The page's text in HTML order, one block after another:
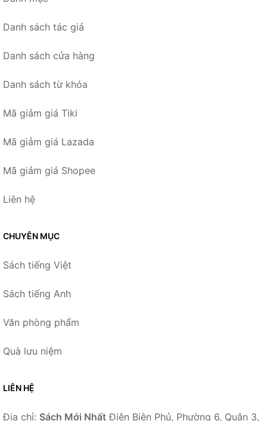
Danh sách tác giả
Danh sách cửa hàng
Danh sách từ khóa
Mã giảm giá Tiki
Mã giảm giá Lazada
Mã giảm giá Shopee
Liên hệ
CHUYÊN MỤC
Sách tiếng Việt
Sách tiếng Anh
Văn phòng phẩm
Quà lưu niệm
LIÊN HỆ
Địa chỉ: Sách Mới Nhất Điện Biên Phủ, Phường 6, Quận 3,